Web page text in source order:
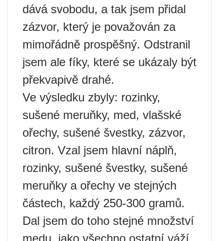
dává svobodu, a tak jsem přidal
zázvor, který je považován za
mimořádně prospěšný. Odstranil
jsem ale fíky, které se ukázaly být
překvapivě drahé.
Ve výsledku zbyly: rozinky,
sušené meruňky, med, vlašské
ořechy, sušené švestky, zázvor,
citron. Vzal jsem hlavní náplň,
rozinky, sušené švestky, sušené
meruňky a ořechy ve stejných
částech, každý 250-300 gramů.
Dal jsem do toho stejné množství
medu, jako všechno ostatní váží.